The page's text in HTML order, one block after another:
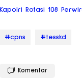
Kapolri Rotasi 108
#cpns #tesskd
Komentar